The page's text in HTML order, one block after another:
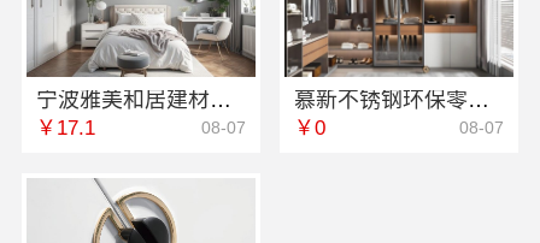
宁波雅美和居建材科技有限公司|宁波奉化家装装修线下门店地址
￥17.1 08-07
慕新不锈钢环保零甲醛定制服务
￥0 08-07